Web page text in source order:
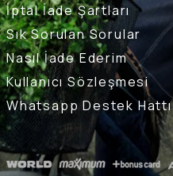
İptal İade Şartları
Sık Sorulan Sorular
Nasıl İade Ederim
Kullanıcı Sözleşmesi
Whatsapp Destek Hattı